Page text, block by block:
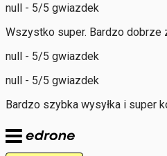
null - 5/5 gwiazdek
Wszystko super. Bardzo dobrze
null - 5/5 gwiazdek
null - 5/5 gwiazdek
Bardzo szybka wysyłka i super